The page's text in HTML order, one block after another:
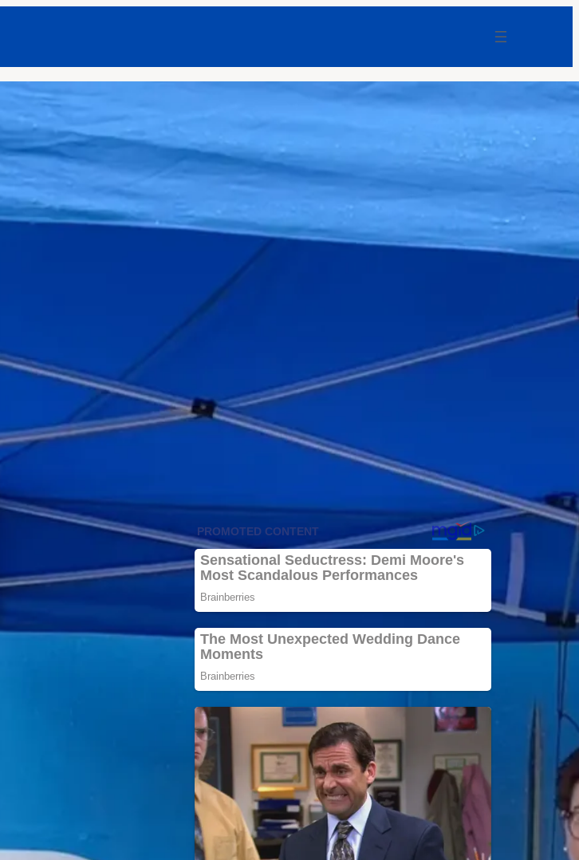
Coinzeitung
Angeblich kaum Missbrauchspotential:
Bundesregierung verteidigt
Selbstbestimmungsgesetz
F-News
Keine Anklage nach
Regulierungsradar: Der Clarity Act
verpasst sein Zeitfenster
Coinzeitung
DDR lässt grüßen: Linke macht
Enteignungen zur Bedingung für die